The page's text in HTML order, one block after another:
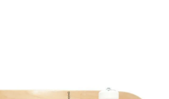
スフォーミュラ）